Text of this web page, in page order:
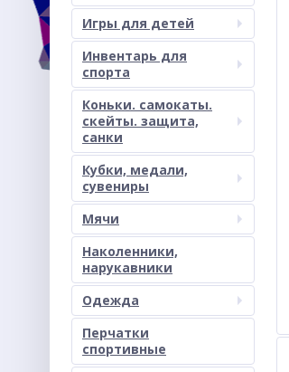
Игры для детей
Инвентарь для
спорта
Коньки. самокаты.
скейты. защита,
санки
Кубки, медали,
сувениры
Мячи
Наколенники,
нарукавники
Одежда
Перчатки
спортивные